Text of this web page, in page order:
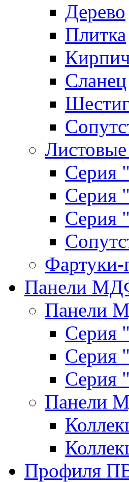
Дерево
Плитка
Сланец
Серия
Серия
Серия
Панели
Панели
Серия
Серия
Серия
Панели
Профиля